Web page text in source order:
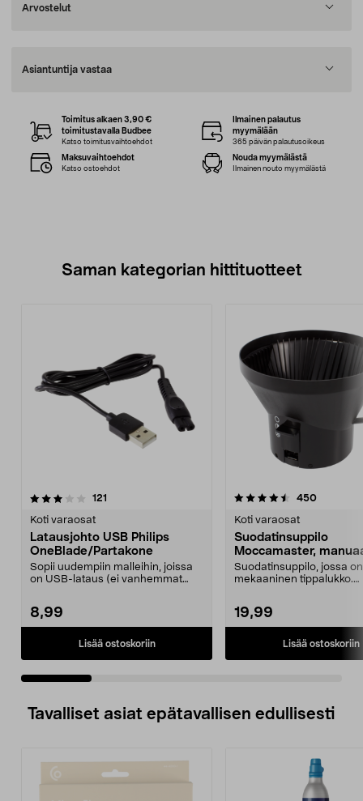
Arvostelut
Asiantuntija vastaa
Toimitus alkaen 3,90 €
toimitustavalla Budbee
Katso toimitusvaihtoehdot
Ilmainen palautus
myymälään
365 päivän palautusoikeus
Maksuvaihtoehdot
Katso ostoehdot
Nouda myymälästä
Ilmainen nouto myymälästä
Saman kategorian hittituotteet
121
Koti varaosat
Latausjohto USB Philips
OneBlade/Partakone
Sopii uudempiin malleihin, joissa
on USB-lataus (ei vanhemmat
8,99
Lisää ostoskoriin
4.5 viidestä
450arvostelut
Koti varaosat
Suodatinsuppilo
Moccamaster,
tippalukko
Suodatinsuppilo, jossa on
mekaaninen tippalukko.
19,99
Lisää ostoskoriin
4.5 viidestä
Tavalliset asiat epätavallisen edullisesti